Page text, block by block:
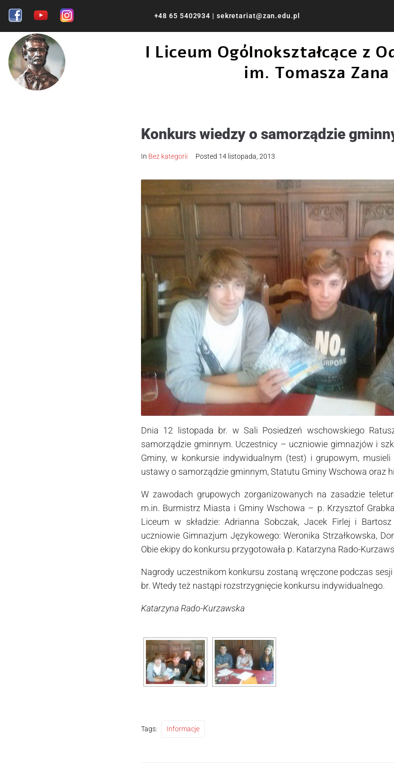
+48 65 5402934 | sekretariat@zan.edu.pl
I Liceum Ogólnokształcące z
im. Tomasza
Konkurs wiedzy o samorządzie
In Bez kategorii Posted 14 listopada, 2013
Dnia 12 listopada br. w Sali Posiedzeń wschowskiego
samorządzie gminnym. Uczestnicy – uczniowie gimnazjów i
Gminy, w konkursie indywidualnym (test) i grupowym,
ustawy o samorządzie gminnym, Statutu Gminy Wschowa oraz
W zawodach grupowych zorganizowanych na zasadzie
m.in. Burmistrz Miasta i Gminy Wschowa – p. Krzysztof
Liceum w składzie: Adrianna Sobczak, Jacek Firlej i
uczniowie Gimnazjum Językowego: Weronika Strzałkowska,
Obie ekipy do konkursu przygotowała p. Katarzyna Rado-
Nagrody uczestnikom konkursu zostaną wręczone podczas
br. Wtedy też nastąpi rozstrzygnięcie konkursu indywidualnego.
Katarzyna Rado-Kurzawska
Tags: Informacje